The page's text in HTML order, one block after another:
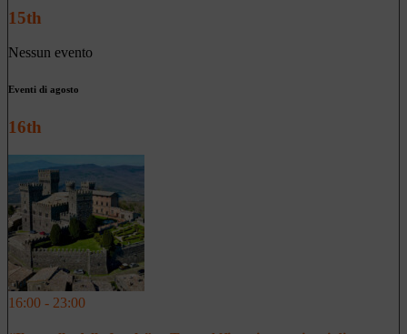
15th
Nessun evento
Eventi di agosto
16th
16:00 - 23:00